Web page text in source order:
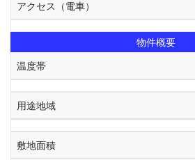
アクセス（電車）
物件概要
温度帯
用途地域
敷地面積